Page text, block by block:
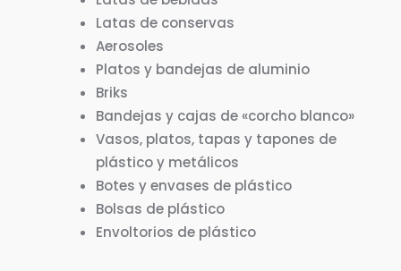
Latas de conservas
Aerosoles
Platos y bandejas de aluminio
Briks
Bandejas y cajas de «corcho blanco»
Vasos, platos, tapas y tapones de
plástico y metálicos
Botes y envases de plástico
Bolsas de plástico
Envoltorios de plástico